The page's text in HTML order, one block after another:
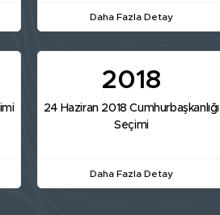
Daha Fazla Detay
2018
24 Haziran 2018 Cumhurbaşkanlığı
Seçimi
Daha Fazla Detay